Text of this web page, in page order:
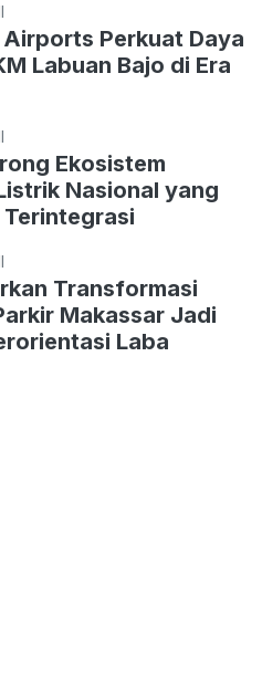
Perkuat Daya
Labuan Bajo di Era
Ekosistem
Nasional yang
Transformasi
Makassar Jadi
Laba